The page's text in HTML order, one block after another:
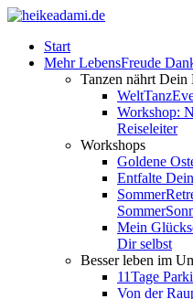
Start
Mehr LebensFreude
Tanzen nährt
Workshop:
Reiseleiter
Workshops
Goldene
Entfalte
Mein
Dir selbst
Besser leben im
11Tage
Von der